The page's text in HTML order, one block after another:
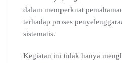
dalam memperkuat
terhadap proses
sistematis.
Kegiatan ini tidak hanya